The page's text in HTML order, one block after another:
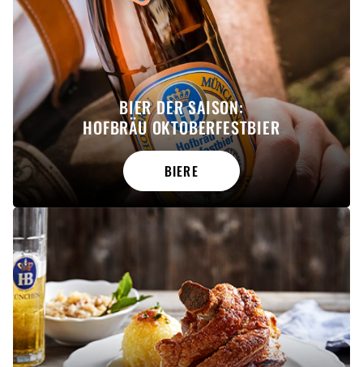
BIER DER SAISON:
HOFBRÄU OKTOBERFESTBIER
BIERE